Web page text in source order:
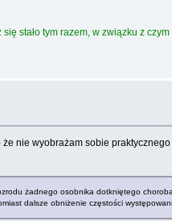
stało tym razem, w związku z
nie wyobrażam sobie
żadnego osobnika dotkniętego
dalsze obniżenie częstości